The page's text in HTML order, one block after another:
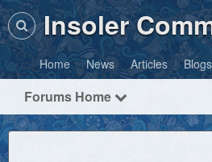
Home News Articles Blogs
Forums Home